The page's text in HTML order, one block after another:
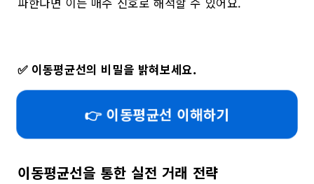
✅ 이동평균선의 비밀을 밝혀보세요.
👉 이동평균선 이해하기
이동평균선을 통한 실전 거래 전략